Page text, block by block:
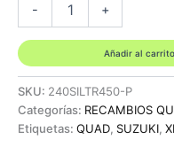
-
450
cantidad
+
Añadir al carrito
SKU: 240SILTR450-P
Categorías: RECAMBIOS
Etiquetas: QUAD, SUZUKI,